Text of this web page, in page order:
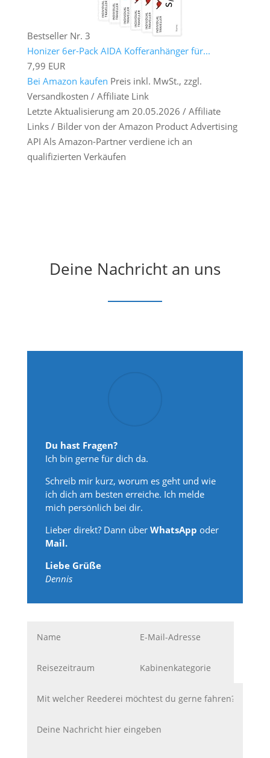
Bestseller Nr. 3
Honizer 6er-Pack AIDA Kofferanhänger für...
7,99 EUR
Bei Amazon kaufen Preis inkl. MwSt., zzgl.
Versandkosten / Affiliate Link
Letzte Aktualisierung am 20.05.2026 / Affiliate
Links / Bilder von der Amazon Product Advertising
API Als Amazon-Partner verdiene ich an
qualifizierten Verkäufen
Deine Nachricht an uns
Du hast Fragen?
Ich bin gerne für dich da.
Schreib mir kurz, worum es geht und wie
ich dich am besten erreiche. Ich melde
mich persönlich bei dir.
Lieber direkt? Dann überWhatsApp oder
Mail.
Liebe Grüße
Dennis